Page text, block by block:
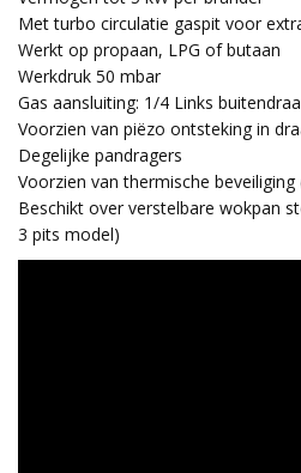
Met turbo circulatie gaspit voor
Werkt op propaan, LPG of butaan
Werkdruk 50 mbar
Gas aansluiting: 1/4 Links
Voorzien van piëzo ontsteking in
Degelijke pandragers
Voorzien van thermische
Beschikt over verstelbare wokpan
3 pits model)